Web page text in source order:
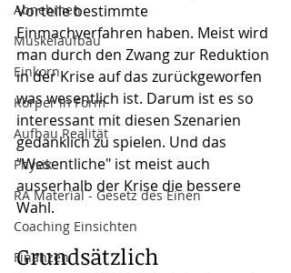
Abnehmen
Muskelaufbau
Einkorn
Körper in Form
Aufbau Realität
Physik
RA Material - Gesetz des Einen
Coaching Einsichten
Finanzen
Vorteile bestimmte
Einmachverfahren haben. Meist wird
man durch den Zwang zur Reduktion
in der Krise auf das zurückgeworfen
was wesentlich ist. Darum ist es so
interessant mit diesen Szenarien
gedanklich zu spielen. Und das
"Wesentliche" ist meist auch
ausserhalb der Krise die bessere
Wahl.
Grundsätzlich